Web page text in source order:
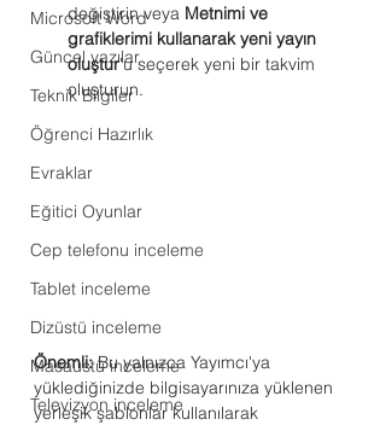
Microsoft Word
Güncel yazılar
Teknik Bilgiler
Öğrenci Hazırlık
Evraklar
Eğitici Oyunlar
Cep telefonu inceleme
Tablet inceleme
Dizüstü inceleme
Masaüstü inceleme
Televizyon inceleme
değiştirin veya Metnimi ve
grafiklerimi kullanarak yeni yayın
oluştur'u seçerek yeni bir takvim
oluşturun.
Önemli: Bu yalnızca Yayımcı'ya
yüklediğinizde bilgisayarınıza yüklenen
yerleşik şablonlar kullanılarak